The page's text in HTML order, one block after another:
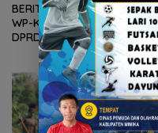
BERITA FOTO – Massa FIM-
WP-KPK Gelar Aksi Demo di
DPRD Mimika